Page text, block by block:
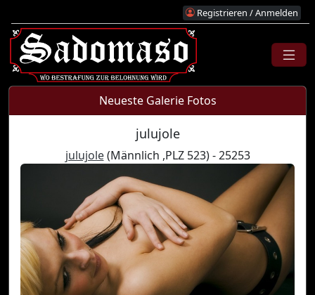
Registrieren / Anmelden
Neueste Galerie Fotos
julujole
julujole(Männlich ,PLZ 523) - 25253